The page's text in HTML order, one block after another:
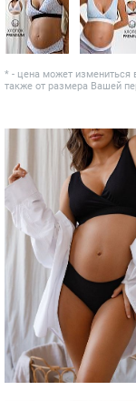
* - цена может измениться
также от размера Вашей